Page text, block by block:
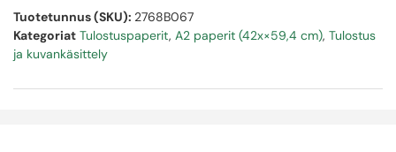
Tuotetunnus (SKU): 2768B067
Kategoriat Tulostuspaperit, A2 paperit (42x×59,4 cm), Tulostus
ja kuvankäsittely